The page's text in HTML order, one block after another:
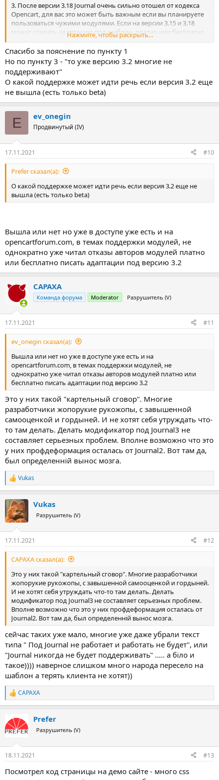
3. После версии 3.18 Journal очень сильно отошел от кодекса
Opencart, для вас это может быть важным если вы планируете
пользоваться чужими модулями. Если на версии 3.15 и 3.18
может сделать адаптацию под шаблон, платно или бесплатно,
то уже версию 3.2 многие не поддерживаю
Нажмите, чтобы раскрыть...
Спасибо за пояснение по пункту 1
Но по пункту 3 - "то уже версию 3.2 многие не
поддерживают"
О какой поддержке может идти речь если версия 3.2 еще
не вышла (есть только beta)
E ev_onegin
Продвинутый (IV)
17.11.2021 #10
Prefer сказал(а):
О какой поддержке может идти речь если версия 3.2 еще не
вышла (есть только beta)
Вышла или нет но уже в доступе уже есть и на
opencartforum.com, в темах поддержки модулей, не
однократно уже читал отказы авторов модулей платно
или бесплатно писать адаптации под версию 3.2
CAPAXA
Команда форума Moderator Разрушитель (V)
17.11.2021 #11
ev_onegin сказал(а):
Вышла или нет но уже в доступе уже есть и на
opencartforum.com, в темах поддержки модулей, не
однократно уже читал отказы авторов модулей платно или
бесплатно писать адаптации под версию 3.2
Это у них такой "картельный сговор". Многие
разработчики жопорукие рукожопы, с завышенной
самооценкой и гордыней. И не хотят себя утруждать что-
то там делать. Делать модификатор под Journal3 не
составляет серьезных проблем. Вполне возможно что это
у них профдеформация осталась от Journal2. Вот там да,
был определенній вынос мозга.
Р
е
к
ц
и
Vukas
Vukas
Разрушитель (V)
17.11.2021 #12
CAPAXA сказал(а):
Это у них такой "картельный сговор". Многие разработчики
жопорукие рукожопы, с завышенной самооценкой и гордыней.
И не хотят себя утруждать что-то там делать. Делать
модификатор под Journal3 не составляет серьезных проблем.
Вполне возможно что это у них профдеформация осталась от
Journal2. Вот там да, был определенній вынос мозга.
сейчас таких уже мало, многие уже даже убрали текст
типа " Под Journal не работает и работать не будет", или
"Journal никогда не будет поддерживать" ..... а біло и
такое)))) наверное слишком много народа пересело на
шаблон а терять клиента не хотят))
Р
е
к
ц
и
CAPAXA
Prefer
Разрушитель (V)
18.11.2021 #13
Посмотрел код страницы на демо сайте - много css